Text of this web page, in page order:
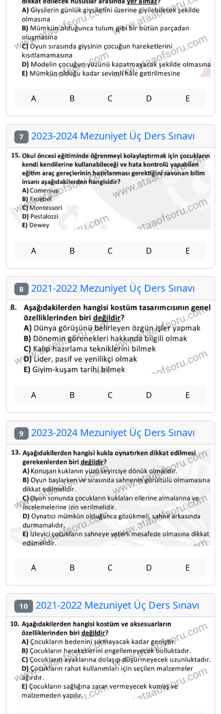
A B C D E
7 2023-2024 Mezuniyet Üç Ders Sınavı
A B C D E
8 2021-2022 Mezuniyet Üç Ders Sınavı
A B C D E
9 2023-2024 Mezuniyet Üç Ders Sınavı
A B C D E
10 2021-2022 Mezuniyet Üç Ders Sınavı